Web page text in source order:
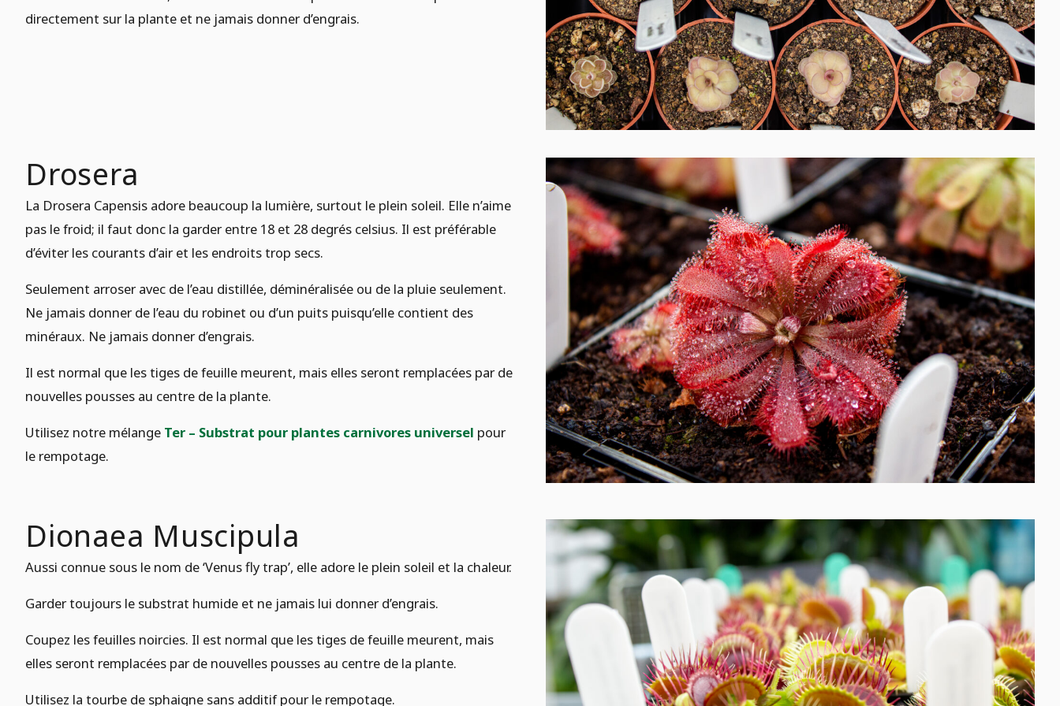
directement sur la plante et ne jamais donner d’engrais.
Drosera
La Drosera Capensis adore beaucoup la lumière, surtout le plein soleil. Elle n’aime
pas le froid; il faut donc la garder entre 18 et 28 degrés celsius. Il est préférable
d’éviter les courants d’air et les endroits trop secs.
Seulement arroser avec de l’eau distillée, déminéralisée ou de la pluie seulement.
Ne jamais donner de l’eau du robinet ou d’un puits puisqu’elle contient des
minéraux. Ne jamais donner d’engrais.
Il est normal que les tiges de feuille meurent, mais elles seront remplacées par de
nouvelles pousses au centre de la plante.
Utilisez notre mélange Ter – Substrat pour plantes carnivores universel pour
le rempotage.
Dionaea Muscipula
Aussi connue sous le nom de ‘Venus fly trap’, elle adore le plein soleil et la chaleur.
Garder toujours le substrat humide et ne jamais lui donner d’engrais.
Coupez les feuilles noircies. Il est normal que les tiges de feuille meurent, mais
elles seront remplacées par de nouvelles pousses au centre de la plante.
Utilisez la tourbe de sphaigne sans additif pour le rempotage.